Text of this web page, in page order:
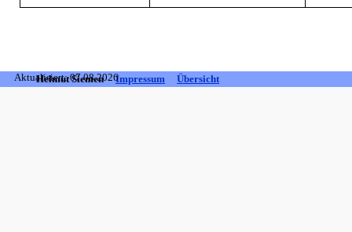
Helmut SiemenImpressum Übersicht
Aktualisiert: 07.08.2026